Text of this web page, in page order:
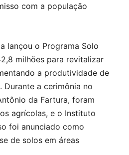
com a população
lançou o Programa Solo
milhões para revitalizar
a produtividade de
Durante a cerimônia no
da Fartura, foram
agrícolas, e o Instituto
foi anunciado como
de solos em áreas